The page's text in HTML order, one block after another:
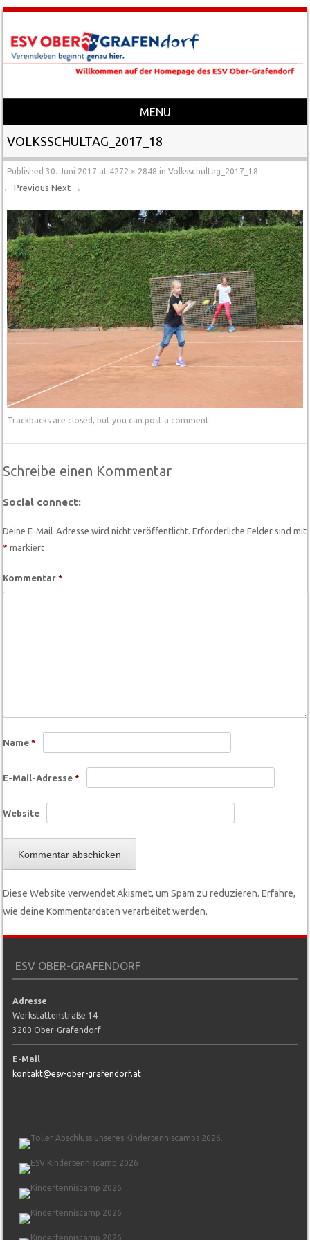
MENU
Skip to content
VOLKSSCHULTAG_2017_18
Published 30. Juni 2017 at 4272 × 2848 inVolksschultag_2017_18
← Previous Next →
Trackbacks are closed, but you can post a comment.
Schreibe einen Kommentar
Social connect:
Deine E-Mail-Adresse wird nicht veröffentlicht. Erforderliche Felder sind mit
* markiert
Kommentar*
Name*
E-Mail-Adresse*
Website
Diese Website verwendet Akismet, um Spam zu reduzieren.Erfahre,
wie deine Kommentardaten verarbeitet werden.
ESV OBER-GRAFENDORF
Adresse
Werkstättenstraße 14
3200 Ober-Grafendorf
E-Mail
kontakt@esv-ober-grafendorf.at